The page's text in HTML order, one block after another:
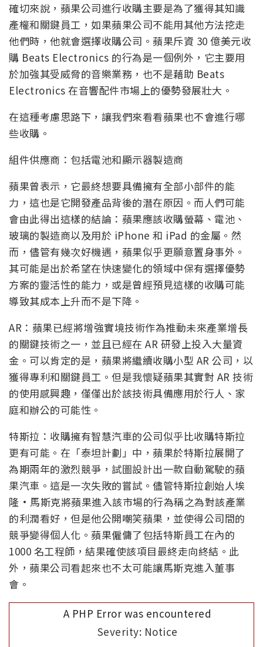
確切來說，蘋果公司進行收購主要是為了獲得其知識
產權和關鍵員工，如果蘋果公司不能用其他方法挖走
他們時，他就會選擇收購公司。蘋果斥資 30 億美元收
購 Beats Electronics 的行為是一個例外，它主要用
於加強其受威脅的音樂業務，也不是藉助 Beats
Electronics 在音響配件市場上的優勢發展壯大。
在這種考慮思路下，讓我們來看看蘋果也不會進行哪
些收購。
組件供應商：包括電池和顯示器製造商
蘋果曾表示，它最終想要具備擁有全部小部件的能
力，這也是它開發產品背後的潛在原因。而人們可能
會由此得出這樣的結論：蘋果應該收購螢幕、電池、
玻璃的製造商以及用於 iPhone 和 iPad 的金屬。然
而，儘管有幾次好機遇，蘋果似乎更願意置身事外。
其可能是出於希望在快速變化的領域中保有選擇優勢
方案的靈活性的能力，或是曾經預見這樣的收購可能
導致其成本上升而不是下降。
AR：蘋果已經將增強實境技術作為推動未來產業增長
的關鍵技術之一，並且已經在 AR 研發上投入大量資
金。可以肯定的是，蘋果將繼續收購小型 AR 公司，以
獲得專利和關鍵員工。但是我懷疑蘋果其實對 AR 技術
的使用感興趣，僅僅出於該技術具備應用於行人、家
庭和辦公的可能性。
特斯拉：收購擁有智慧汽車的公司似乎比收購特斯拉
更有可能。在「泰坦計劃」中，蘋果於特斯拉展開了
為期兩年的激烈競爭，試圖設計出一款自動駕駛的蘋
果汽車。這是一次失敗的嘗試。儘管特斯拉創始人埃
隆·馬斯克將蘋果進入該市場的行為稱之為對該產業
的利潤看好，但是他公開嘲笑蘋果，並使得公司間的
競爭變得個人化。蘋果僱傭了包括特斯員工在內的
1000 名工程師，結果確使該項目最終走向終結。此
外，蘋果公司看起來也不太可能讓馬斯克進入董事
會。
A PHP Error was encountered
Severity: Notice